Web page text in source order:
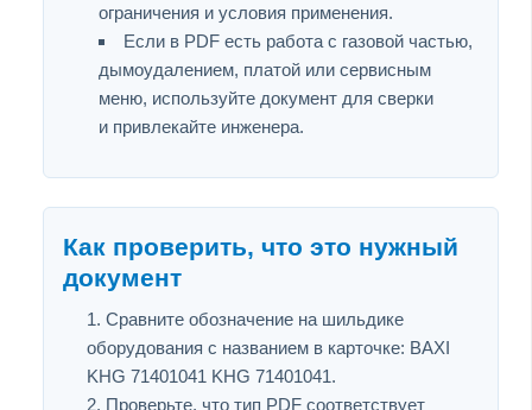
ограничения и условия применения.
Если в PDF есть работа с газовой частью,
дымоудалением, платой или сервисным
меню, используйте документ для сверки
и привлекайте инженера.
Как проверить, что это нужный
документ
Сравните обозначение на шильдике
оборудования с названием в карточке: BAXI
KHG 71401041 KHG 71401041.
Проверьте, что тип PDF соответствует